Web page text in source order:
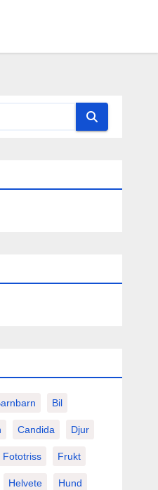
Bil
Candida Djur
Fototriss Frukt
Helvete Hund